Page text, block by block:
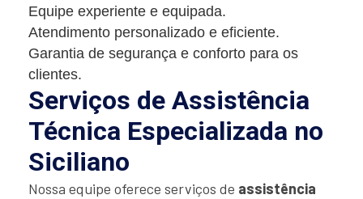
Equipe experiente e equipada.
Atendimento personalizado e eficiente.
Garantia de segurança e conforto para os
clientes.
Serviços de Assistência
Técnica Especializada no
Siciliano
Nossa equipe oferece serviços de assistência